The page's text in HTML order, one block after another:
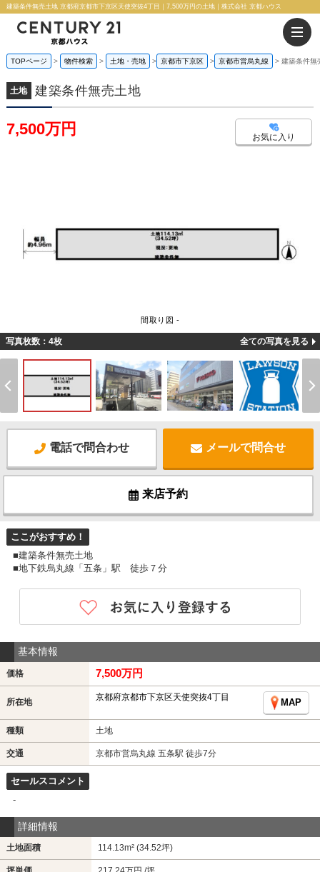
建築条件無売土地 京都府京都市下京区天使突抜4丁目｜7,500万円の土地｜株式会社 京都ハウス
TOPページ 物件検索 土地・売地 京都市下京区 京都市営烏丸線 建築条件無
土地 建築条件無売土地
7,500万円 お気に入り
間取り図 -
写真枚数：4枚 全ての写真を見る
電話で問合わせ メールで問合せ
来店予約
ここがおすすめ！
■建築条件無売土地
■地下鉄烏丸線「五条」駅 徒歩７分
基本情報
価格 7,500万円
所在地 京都府京都市下京区天使突抜4丁目
MAP
種類 土地
交通 京都市営烏丸線 五条駅 徒歩7分
セールスコメント
-
詳細情報
土地面積 114.13m² (34.52坪)